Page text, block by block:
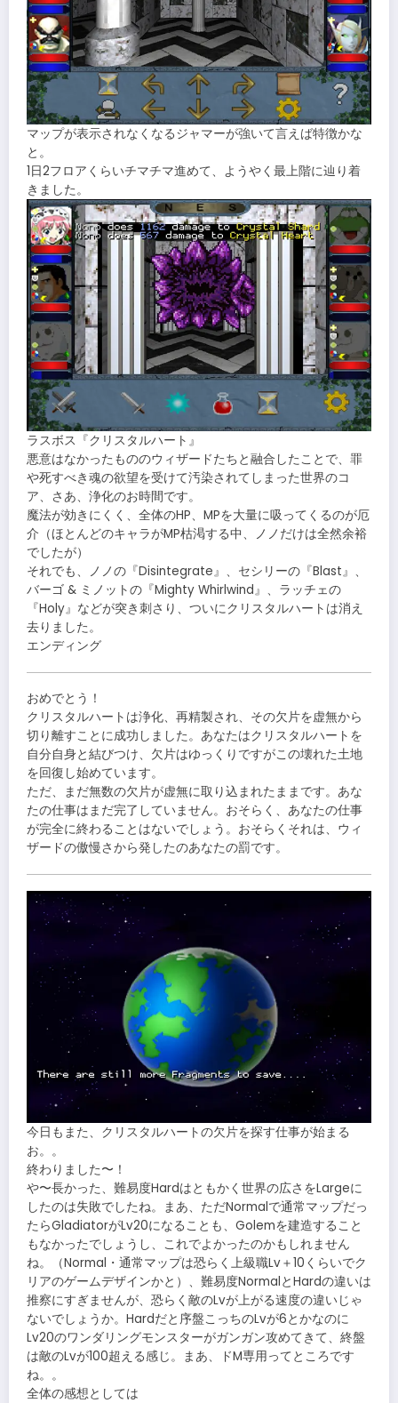
マップが表示されなくなるジャマーが強いて言えば特徴かな
と。
1日2フロアくらいチマチマ進めて、ようやく最上階に辿り着
きました。
ラスボス『クリスタルハート』
悪意はなかったもののウィザードたちと融合したことで、罪
や死すべき魂の欲望を受けて汚染されてしまった世界のコ
ア、さあ、浄化のお時間です。
魔法が効きにくく、全体のHP、MPを大量に吸ってくるのが厄
介（ほとんどのキャラがMP枯渇する中、ノノだけは全然余裕
でしたが）
それでも、ノノの『Disintegrate』、セシリーの『Blast』、
バーゴ & ミノットの『Mighty Whirlwind』、ラッチェの
『Holy』などが突き刺さり、ついにクリスタルハートは消え
去りました。
エンディング
おめでとう！
クリスタルハートは浄化、再精製され、その欠片を虚無から
切り離すことに成功しました。あなたはクリスタルハートを
自分自身と結びつけ、欠片はゆっくりですがこの壊れた土地
を回復し始めています。
ただ、まだ無数の欠片が虚無に取り込まれたままです。あな
たの仕事はまだ完了していません。おそらく、あなたの仕事
が完全に終わることはないでしょう。おそらくそれは、ウィ
ザードの傲慢さから発したのあなたの罰です。
今日もまた、クリスタルハートの欠片を探す仕事が始まる
お。。
終わりました〜！
や〜長かった、難易度Hardはともかく世界の広さをLargeに
したのは失敗でしたね。まあ、ただNormalで通常マップだっ
たらGladiatorがLv20になることも、Golemを建造すること
もなかったでしょうし、これでよかったのかもしれません
ね。（Normal・通常マップは恐らく上級職Lv＋10くらいでク
リアのゲームデザインかと）、難易度NormalとHardの違いは
推察にすぎませんが、恐らく敵のLvが上がる速度の違いじゃ
ないでしょうか。Hardだと序盤こっちのLvが6とかなのに
Lv20のワンダリングモンスターがガンガン攻めてきて、終盤
は敵のLvが100超える感じ。まあ、ドM専用ってところです
ね。。
全体の感想としては